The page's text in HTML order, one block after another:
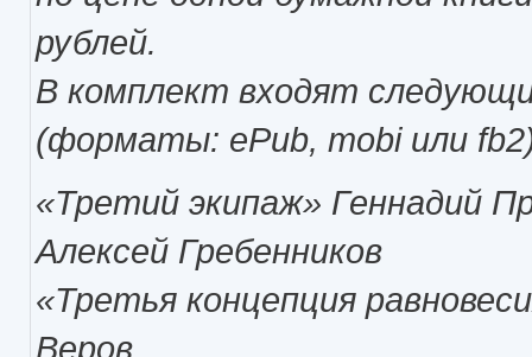
рублей.
В комплект входят
(форматы: ePub, mobi или
«Третий экипаж» Геннадий
Алексей Гребенников
«Третья концепция
Веров